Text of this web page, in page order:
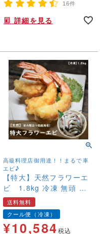
16件
詳細を見る
高級料理店御用達！！まるで車
エビ♪
【特大】天然フラワーエ
ビ 1.8kg 冷凍 無頭 え
び 海老 ブロック 高級 天
然 無添加 エビ天【送料
無料】
送料無料
クール便（冷凍）
¥10,584税込